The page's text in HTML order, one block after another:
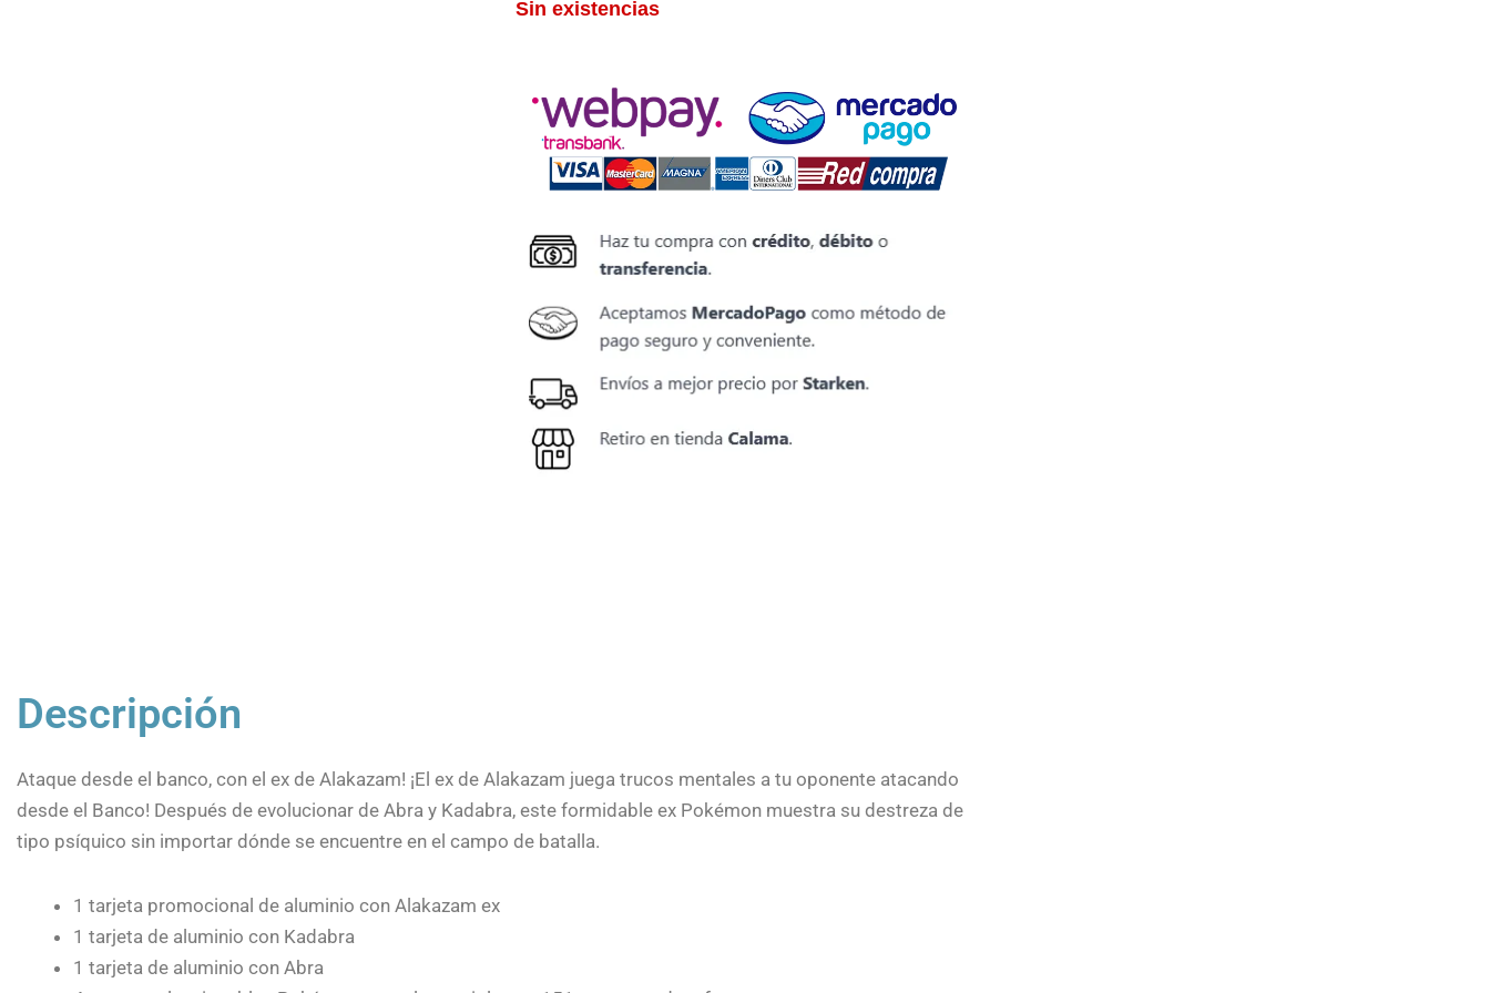
Sin existencias
Descripción
Ataque desde el banco, con el ex de Alakazam! ¡El ex de Alakazam juega trucos mentales a tu oponente atacando
desde el Banco! Después de evolucionar de Abra y Kadabra, este formidable ex Pokémon muestra su destreza de
tipo psíquico sin importar dónde se encuentre en el campo de batalla.
1 tarjeta promocional de aluminio con Alakazam ex
1 tarjeta de aluminio con Kadabra
1 tarjeta de aluminio con Abra